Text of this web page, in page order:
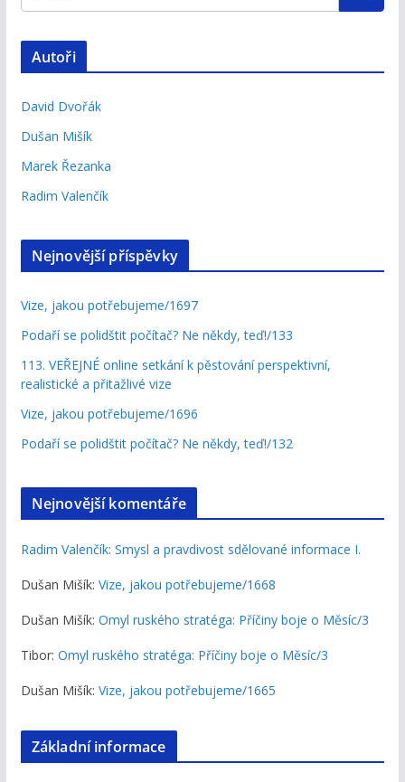
Autoři
David Dvořák
Dušan Mišík
Marek Řezanka
Radim Valenčík
Nejnovější příspěvky
Vize, jakou potřebujeme/1697
Podaří se polidštit počítač? Ne někdy, teď!/133
113. VEŘEJNÉ online setkání k pěstování perspektivní,
realistické a přitažlivé vize
Vize, jakou potřebujeme/1696
Podaří se polidštit počítač? Ne někdy, teď!/132
Nejnovější komentáře
Radim Valenčík: Smysl a pravdivost sdělované informace I.
Dušan Mišík: Vize, jakou potřebujeme/1668
Dušan Mišík: Omyl ruského stratéga: Příčiny boje o Měsíc/3
Tibor: Omyl ruského stratéga: Příčiny boje o Měsíc/3
Dušan Mišík: Vize, jakou potřebujeme/1665
Základní informace